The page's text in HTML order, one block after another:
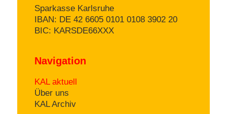
Sparkasse Karlsruhe
IBAN: DE 42 6605 0101 0108 3902 20
BIC: KARSDE66XXX
Navigation
KAL aktuell
Über uns
KAL Archiv